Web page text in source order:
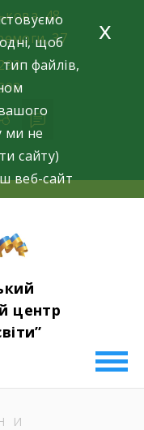
48
37
центр
щоб
файлів,
ми не
сайту)
веб-сайт
x